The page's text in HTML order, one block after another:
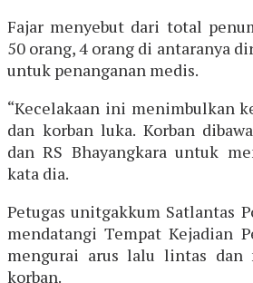
Fajar menyebut dari total
50 orang, 4 orang di antaranya
untuk penanganan medis.
“Kecelakaan ini menimbulkan
dan korban luka. Korban
dan RS Bhayangkara untuk
kata dia.
Petugas unitgakkum Satlantas
mendatangi Tempat Kejadian
mengurai arus lalu lintas dan
korban.